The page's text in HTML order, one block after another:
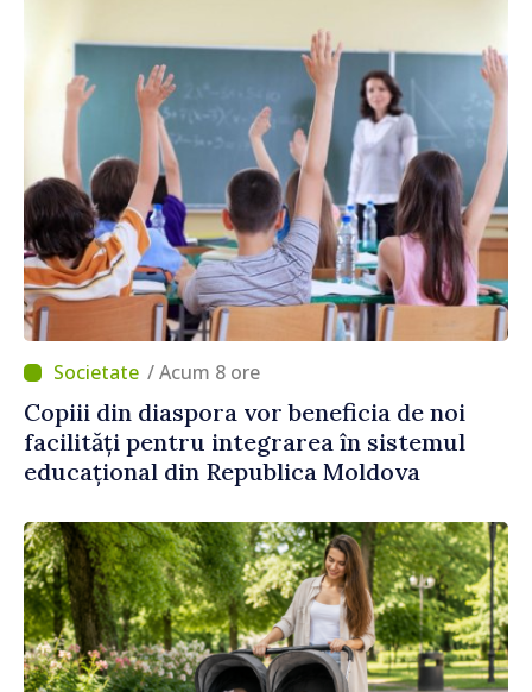
/ Acum 8 ore
Copiii din diaspora vor beneficia de noi
facilități pentru integrarea în sistemul
educațional din Republica Moldova